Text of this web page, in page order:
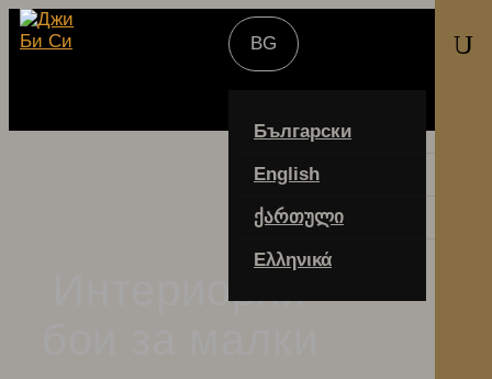
Български
English
ქართული
Ελληνικά
U
Интериорни